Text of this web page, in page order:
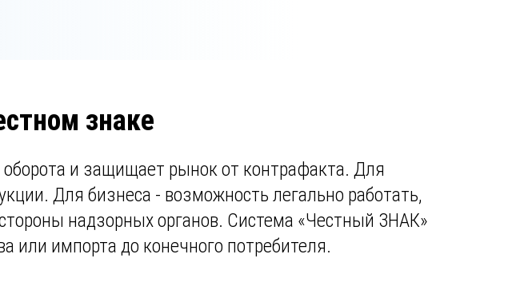
знаке
и защищает рынок от контрафакта. Для
Для бизнеса - возможность легально работать,
надзорных органов. Система «Честный ЗНАК»
или импорта до конечного потребителя.